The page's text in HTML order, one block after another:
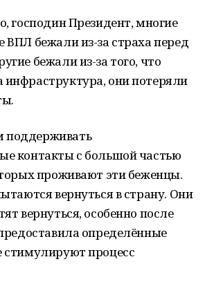
господин Президент, многие
ВПЛ бежали из-за страха перед
бежали из-за того, что
они потеряли
контакты с большой частью
проживают эти беженцы.
вернуться в страну. Они
вернуться, особенно после
определённые
стимулируют процесс